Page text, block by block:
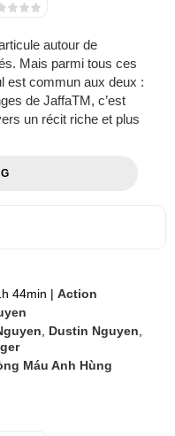
autour de
Mais parmi tous ces
est commun aux deux :
de JaffaTM, c’est
un récit riche et plus
44min | Action
Dustin Nguyen
Máu Anh Hùng